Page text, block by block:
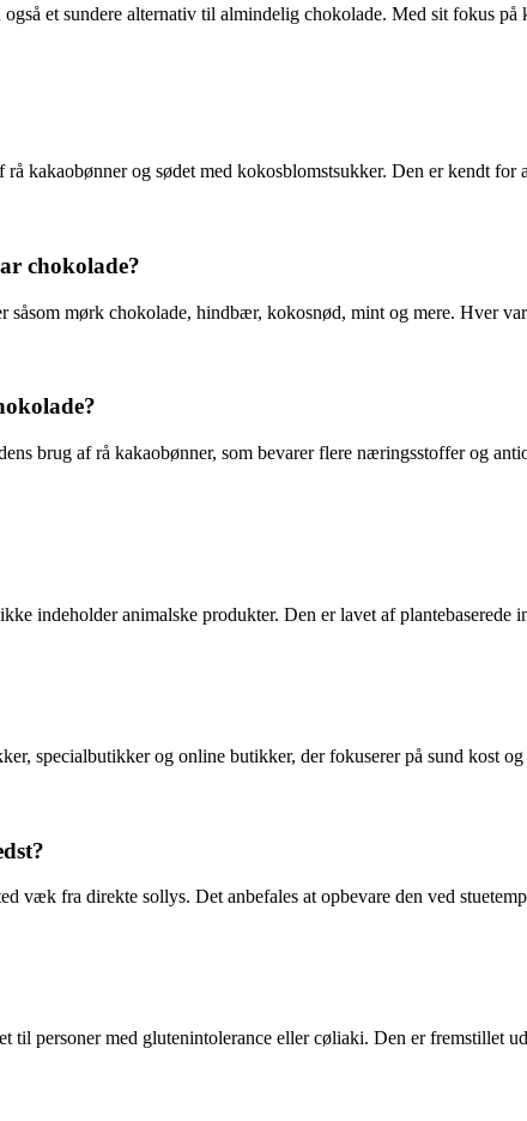
et sundere alternativ til almindelig chokolade. Med sit fokus
kakaobønner og sødet med kokosblomstsukker. Den er kendt
chokolade?
såsom mørk chokolade, hindbær, kokosnød, mint og mere. Hver
brug af rå kakaobønner, som bevarer flere næringsstoffer og
indeholder animalske produkter. Den er lavet af plantebaserede
specialbutikker og online butikker, der fokuserer på sund kost
væk fra direkte sollys. Det anbefales at opbevare den ved
til personer med glutenintolerance eller cøliaki. Den er fremstillet